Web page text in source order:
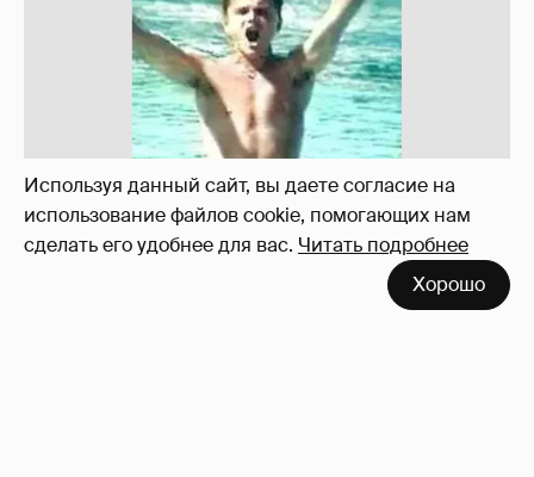
Используя данный сайт, вы даете согласие на
использование файлов cookie, помогающих нам
сделать его удобнее для вас. Читать подробнее
Хорошо